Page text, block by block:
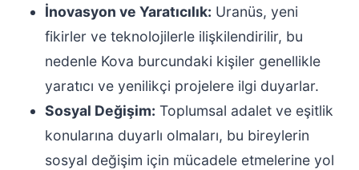
İnovasyon ve Yaratıcılık: Uranüs, yeni
fikirler ve teknolojilerle ilişkilendirilir, bu
nedenle Kova burcundaki kişiler genellikle
yaratıcı ve yenilikçi projelere ilgi duyarlar.
Sosyal Değişim: Toplumsal adalet ve eşitlik
konularına duyarlı olmaları, bu bireylerin
sosyal değişim için mücadele etmelerine yol